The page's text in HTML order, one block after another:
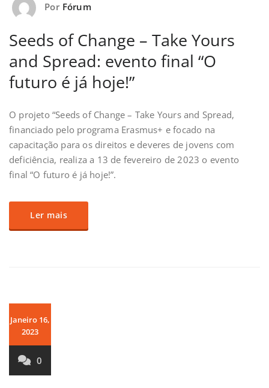
Por Fórum
Seeds of Change – Take Yours
and Spread: evento final “O
futuro é já hoje!”
O projeto “Seeds of Change – Take Yours and Spread,
financiado pelo programa Erasmus+ e focado na
capacitação para os direitos e deveres de jovens com
deficiência, realiza a 13 de fevereiro de 2023 o evento
final “O futuro é já hoje!”.
Ler mais
Janeiro 16,
2023
0